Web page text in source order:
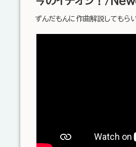
ずんだもんに作曲解説してもら